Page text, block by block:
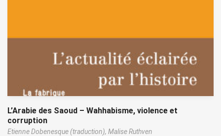
L’Arabie des Saoud – Wahhabisme, violence et
corruption
Etienne Dobenesque (traduction), Malise Ruthven